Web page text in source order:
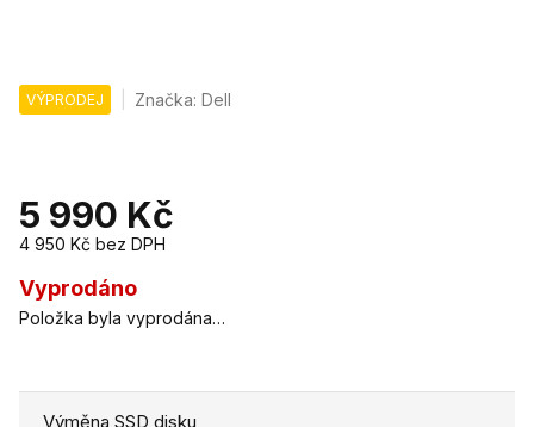
VÝPRODEJ Značka:Dell
5 990 Kč
4 950 Kč bez DPH
Měrná
cena:
Vyprodáno
Výměna SSD disku
Položka byla vyprodána…